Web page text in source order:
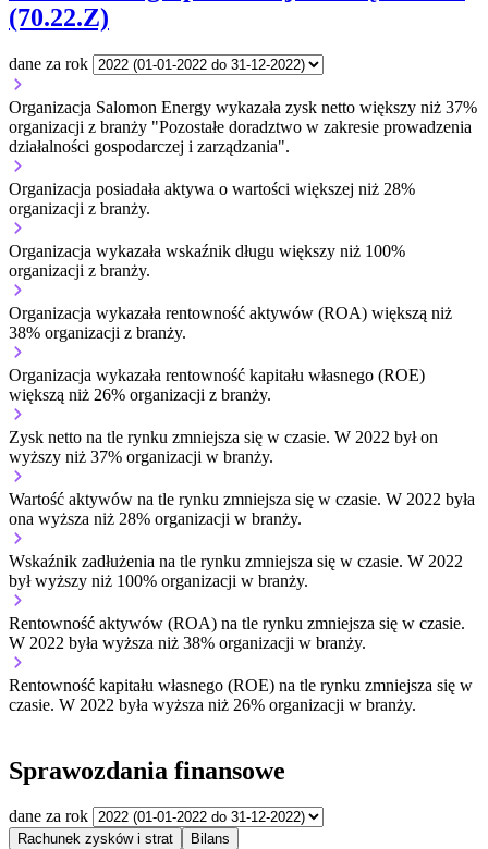
(70.22.Z)
dane za rok
Organizacja Salomon Energy wykazała zysk netto większy niż 37%
organizacji z branży "Pozostałe doradztwo w zakresie prowadzenia
działalności gospodarczej i zarządzania".
Organizacja posiadała aktywa o wartości większej niż 28%
organizacji z branży.
Organizacja wykazała wskaźnik długu większy niż 100%
organizacji z branży.
Organizacja wykazała rentowność aktywów (ROA) większą niż
38% organizacji z branży.
Organizacja wykazała rentowność kapitału własnego (ROE)
większą niż 26% organizacji z branży.
Zysk netto na tle rynku zmniejsza się w czasie. W 2022 był on
wyższy niż 37% organizacji w branży.
Wartość aktywów na tle rynku zmniejsza się w czasie. W 2022 była
ona wyższa niż 28% organizacji w branży.
Wskaźnik zadłużenia na tle rynku zmniejsza się w czasie. W 2022
był wyższy niż 100% organizacji w branży.
Rentowność aktywów (ROA) na tle rynku zmniejsza się w czasie.
W 2022 była wyższa niż 38% organizacji w branży.
Rentowność kapitału własnego (ROE) na tle rynku zmniejsza się w
czasie. W 2022 była wyższa niż 26% organizacji w branży.
Sprawozdania finansowe
dane za rok
Rachunek zysków i strat Bilans